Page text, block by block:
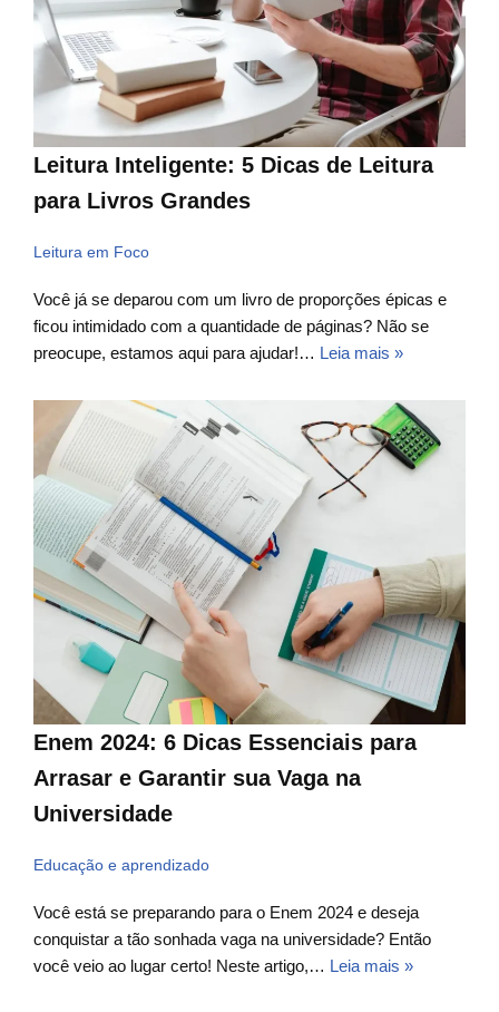
Leitura Inteligente: 5 Dicas de Leitura
para Livros Grandes
Leitura em Foco
Você já se deparou com um livro de proporções épicas e
ficou intimidado com a quantidade de páginas? Não se
preocupe, estamos aqui para ajudar!… Leia mais »
Enem 2024: 6 Dicas Essenciais para
Arrasar e Garantir sua Vaga na
Universidade
Educação e aprendizado
Você está se preparando para o Enem 2024 e deseja
conquistar a tão sonhada vaga na universidade? Então
você veio ao lugar certo! Neste artigo,… Leia mais »